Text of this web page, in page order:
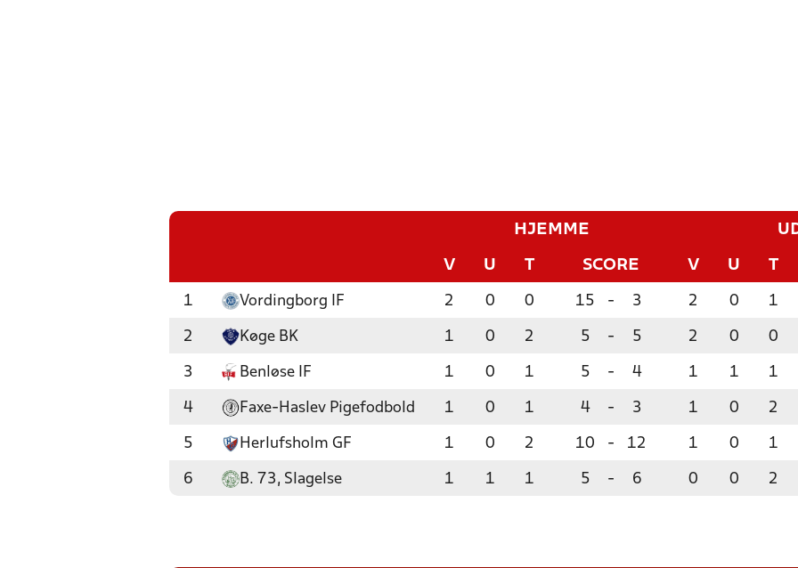
HJEMME
V U T SCORE V U T
1 Vordingborg IF 2 0 0 15 - 3 2 0 1
2 Køge BK 1 0 2 5 - 5 2 0 0
3 Benløse IF 1 0 1 5 - 4 1 1 1
4 Faxe-Haslev Pigefodbold 1 0 1 4 - 3 1 0 2
5 Herlufsholm GF 1 0 2 10 - 12 1 0 1
6 B. 73, Slagelse 1 1 1 5 - 6 0 0 2